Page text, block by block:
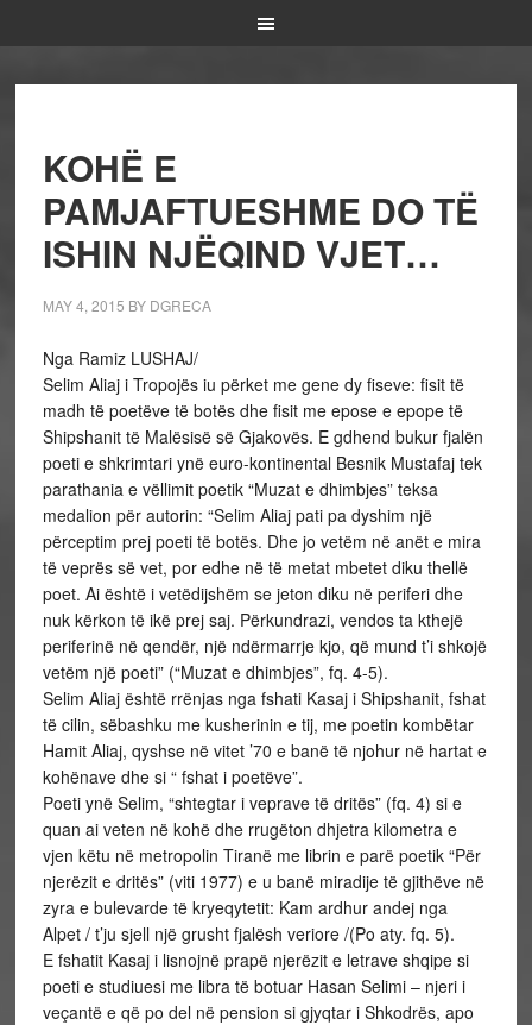
KOHË E
PAMJAFTUESHME DO TË
ISHIN NJËQIND VJET…
MAY 4, 2015 BY DGRECA
Nga Ramiz LUSHAJ/
Selim Aliaj i Tropojës iu përket me gene dy fiseve: fisit të
madh të poetëve të botës dhe fisit me epose e epope të
Shipshanit të Malësisë së Gjakovës. E gdhend bukur fjalën
poeti e shkrimtari ynë euro-kontinental Besnik Mustafaj tek
parathania e vëllimit poetik “Muzat e dhimbjes” teksa
medalion për autorin: “Selim Aliaj pati pa dyshim një
përceptim prej poeti të botës. Dhe jo vetëm në anët e mira
të veprës së vet, por edhe në të metat mbetet diku thellë
poet. Ai është i vetëdijshëm se jeton diku në periferi dhe
nuk kërkon të ikë prej saj. Përkundrazi, vendos ta kthejë
periferinë në qendër, një ndërmarrje kjo, që mund t’i shkojë
vetëm një poeti” (“Muzat e dhimbjes”, fq. 4-5).
Selim Aliaj është rrënjas nga fshati Kasaj i Shipshanit, fshat
të cilin, sëbashku me kusherinin e tij, me poetin kombëtar
Hamit Aliaj, qyshse në vitet ’70 e banë të njohur në hartat e
kohënave dhe si “ fshat i poetëve”.
Poeti ynë Selim, “shtegtar i veprave të dritës” (fq. 4) si e
quan ai veten në kohë dhe rrugëton dhjetra kilometra e
vjen këtu në metropolin Tiranë me librin e parë poetik “Për
njerëzit e dritës” (viti 1977) e u banë miradije të gjithëve në
zyra e bulevarde të kryeqytetit: Kam ardhur andej nga
Alpet / t’ju sjell një grusht fjalësh veriore /(Po aty. fq. 5).
E fshatit Kasaj i lisnojnë prapë njerëzit e letrave shqipe si
poeti e studiuesi me libra të botuar Hasan Selimi – njeri i
veçantë e që po del në pension si gjyqtar i Shkodrës, apo